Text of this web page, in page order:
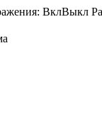
ВклВыкл